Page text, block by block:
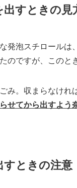
すときの見
発泡スチロール
のですが、このと
み。収まらなけ
せてから出すよう
ときの注意